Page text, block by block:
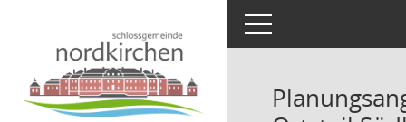
Toggle navigation